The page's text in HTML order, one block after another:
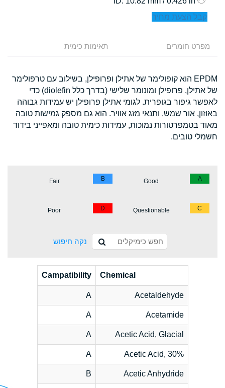
קבל הצעת מחיר
מפרט חומרים תאימות כימית
EPDM הוא קופולימר של אתילן ופרופילן, בשילוב עם טרפולימר
של אתילן, פרופילן ומונומר שלישי (בדרך כלל diolefin) כדי
לאפשר גיפור בגופרית. לגומי אתילן פרופילן יש עמידות גבוהה
באוזון, אור שמש, ותנאי מזג אוויר. הוא גם מספק גמישות טובה
מאוד בטמפרטורות נמוכות, עמידות כימית טובה ומאפייני בידוד
חשמלי טובים.
A
Good
B
Fair
C
Questionable
D
Poor
נקה חיפוש
Chemical
Campatibility
Acetaldehyde
A
Acetamide
A
Acetic Acid, Glacial
A
Acetic Acid, 30%
A
Acetic Anhydride
B